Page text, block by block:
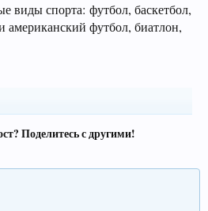
виды спорта: футбол, баскетбол,
американский футбол, биатлон,
Поделитесь с другими!